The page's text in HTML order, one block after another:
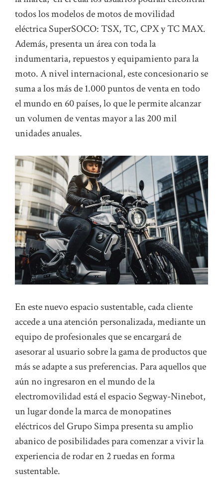
todos los modelos de motos de movilidad
eléctrica SuperSOCO: TSX, TC, CPX y TC MAX.
Además, presenta un área con toda la
indumentaria, repuestos y equipamiento para la
moto. A nivel internacional, este concesionario se
suma a los más de 1.000 puntos de venta en todo
el mundo en 60 países, lo que le permite alcanzar
un volumen de ventas mayor a las 200 mil
unidades anuales.
En este nuevo espacio sustentable, cada cliente
accede a una atención personalizada, mediante un
equipo de profesionales que se encargará de
asesorar al usuario sobre la gama de productos que
más se adapte a sus preferencias. Para aquellos que
aún no ingresaron en el mundo de la
electromovilidad está el espacio Segway-Ninebot,
un lugar donde la marca de monopatines
eléctricos del Grupo Simpa presenta su amplio
abanico de posibilidades para comenzar a vivir la
experiencia de rodar en 2 ruedas en forma
sustentable.